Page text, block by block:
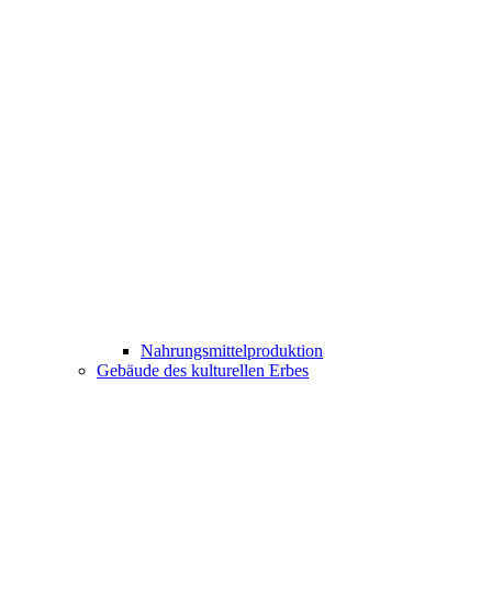
Nahrungsmittelproduktion
Gebäude des kulturellen Erbes